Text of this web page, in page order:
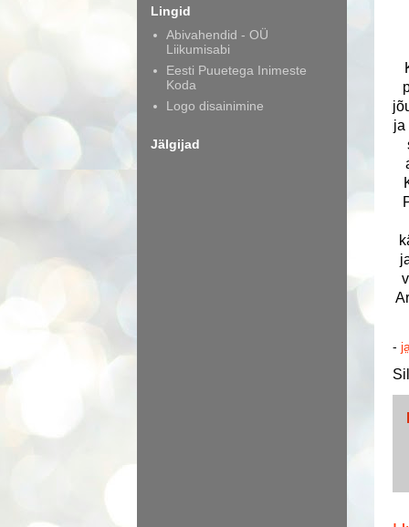
ja
-
Lingid
Abivahendid - OÜ
Liikumisabi
Eesti Puuetega Inimeste
Koda
Logo disainimine
Jälgijad